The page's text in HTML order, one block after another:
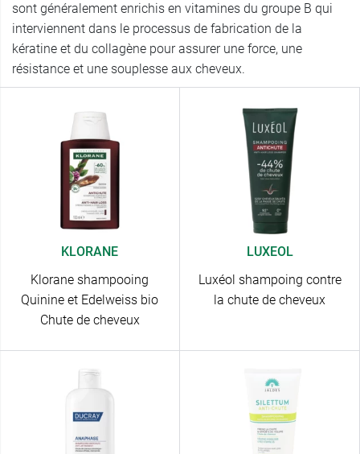
sont généralement enrichis en vitamines du groupe B qui
interviennent dans le processus de fabrication de la
kératine et du collagène pour assurer une force, une
résistance et une souplesse aux cheveux.
KLORANE
Klorane shampooing
Quinine et Edelweiss bio
Chute de cheveux
LUXEOL
Luxéol shampoing contre
la chute de cheveux